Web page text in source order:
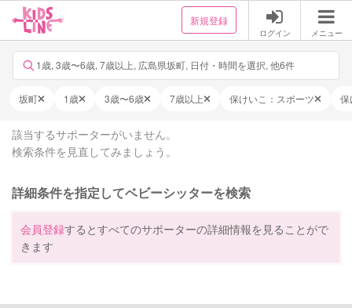
新規登録
ログイン メニュー
1歳, 3歳〜6歳, 7歳以上, 広島県坂町, 日付・時間を選択, 他6件
坂町 1歳 3歳〜6歳 7歳以上 保けいこ：スポーツ 保
該当するサポーターがいません。
検索条件を見直してみましょう。
詳細条件を指定してベビーシッターを検索
会員登録するとすべてのサポーターの詳細情報を見ることがで
きます